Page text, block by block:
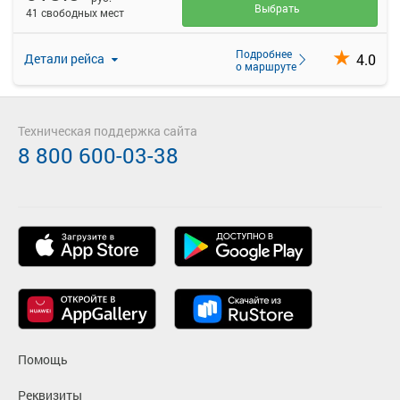
Детали рейса
Подробнее
о маршруте
4.0
41 свободных мест
Выбрать
Помощь
Реквизиты
Техническая поддержка сайта
8 800 600-03-38